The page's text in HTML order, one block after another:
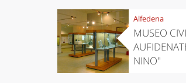
Alfedena
MUSEO
NINO"